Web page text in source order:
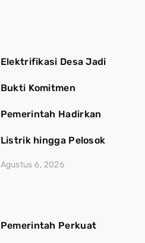
Elektrifikasi Desa Jadi
Bukti Komitmen
Pemerintah Hadirkan
Listrik hingga Pelosok
Agustus 6, 2026
Pemerintah Perkuat